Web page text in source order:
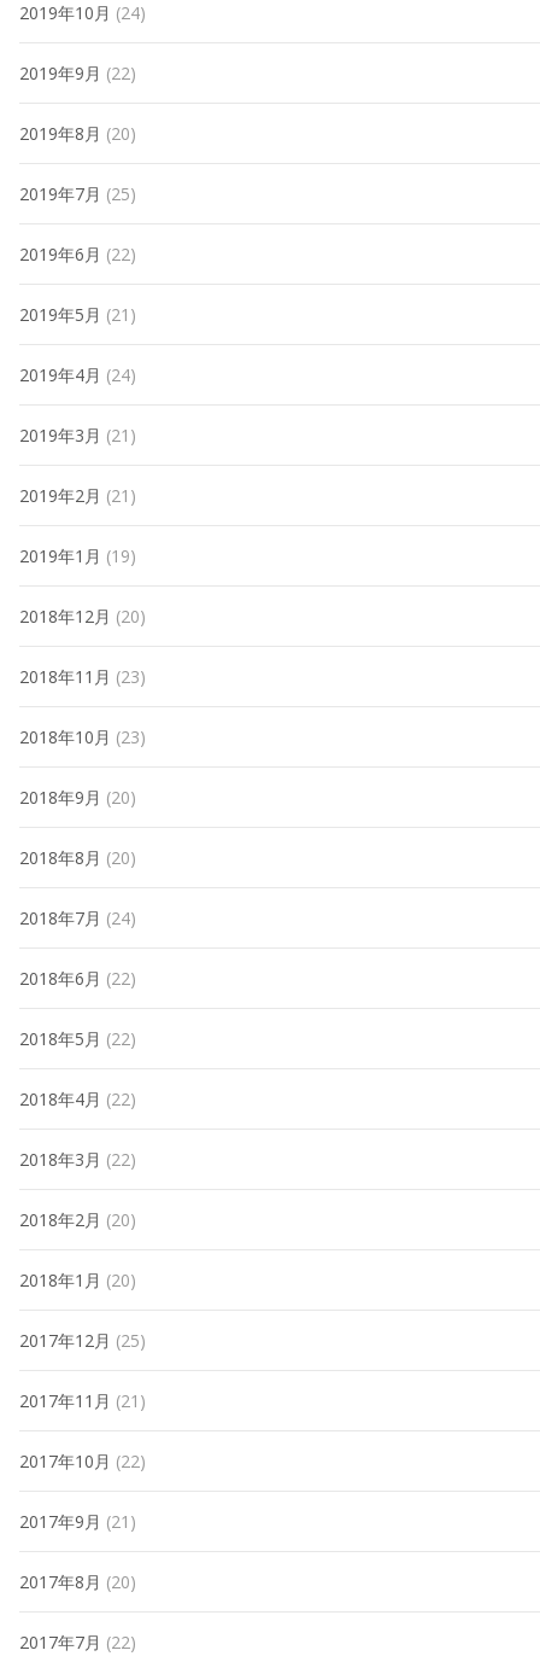
2019年10月 (24)
2019年9月 (22)
2019年8月 (20)
2019年7月 (25)
2019年6月 (22)
2019年5月 (21)
2019年4月 (24)
2019年3月 (21)
2019年2月 (21)
2019年1月 (19)
2018年12月 (20)
2018年11月 (23)
2018年10月 (23)
2018年9月 (20)
2018年8月 (20)
2018年7月 (24)
2018年6月 (22)
2018年5月 (22)
2018年4月 (22)
2018年3月 (22)
2018年2月 (20)
2018年1月 (20)
2017年12月 (25)
2017年11月 (21)
2017年10月 (22)
2017年9月 (21)
2017年8月 (20)
2017年7月 (22)